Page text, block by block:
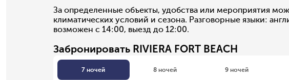
За определенные объекты, удобства или мероприятия
климатических условий и сезона. Разговорные языки:
возможен с 14:00, выезд до 12:00.
Забронировать RIVIERA FORT BEACH
7 ночей 8 ночей 9 ночей